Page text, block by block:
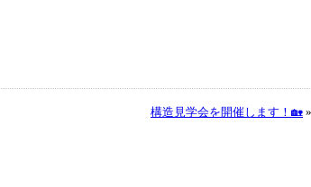
構造見学会を開催します！🏡 »